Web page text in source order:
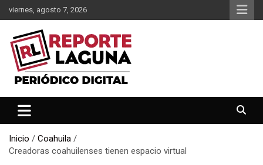
Saltar
al
contenido
viernes, agosto 7, 2026
Reporte Laguna
Inicio
Coahuila
Creadoras coahuilenses tienen espacio virtual